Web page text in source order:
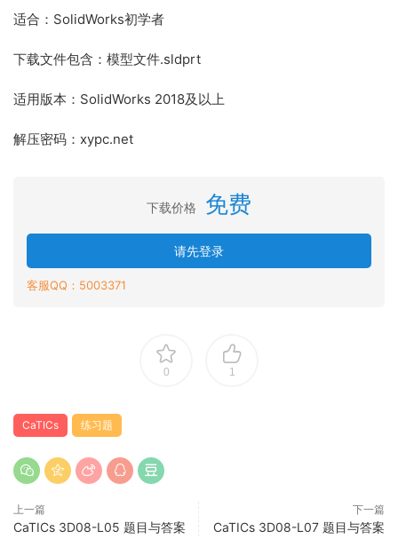
适合：SolidWorks初学者
下载文件包含：模型文件.sldprt
适用版本：SolidWorks 2018及以上
解压密码：xypc.net
下载价格 免费
请先登录
客服QQ：5003371
0 1
CaTICs 练习题
上一篇
CaTICs 3D08-L05 题目与答案
下一篇
CaTICs 3D08-L07 题目与答案